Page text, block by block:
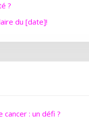
?
du [date]!
: un défi ?